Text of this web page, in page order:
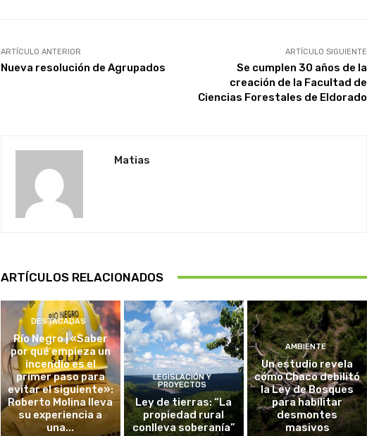
ARTÍCULO ANTERIOR
Nueva resolución de Agrupados
ARTÍCULO SIGUIENTE
Se cumplen 30 años de la
creación de la Facultad de
Ciencias Forestales de Eldorado
Matias
ARTÍCULOS RELACIONADOS
DESTACADAS
Río Negro | «Saber
por qué empieza un
incendio es el
primer paso para
evitar el siguiente»:
Roberto Molina lleva
su experiencia a
una...
LEGISLACIÓN Y
PROYECTOS
Ley de tierras: “La
propiedad rural
conlleva soberanía”
AMBIENTE
Un estudio revela
cómo Chaco debilitó
la Ley de Bosques
para habilitar
desmontes
masivos